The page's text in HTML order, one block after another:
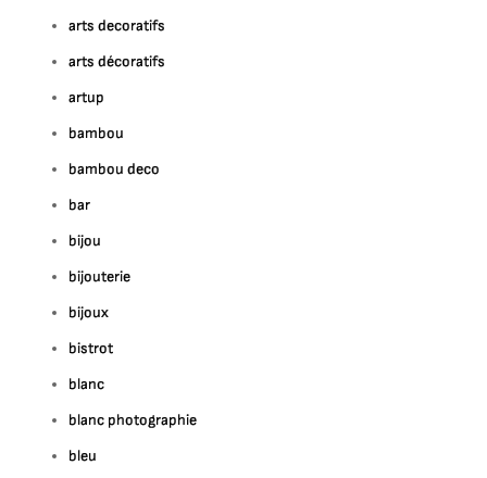
arts decoratifs
arts décoratifs
artup
bambou
bambou deco
bar
bijou
bijouterie
bijoux
bistrot
blanc
blanc photographie
bleu